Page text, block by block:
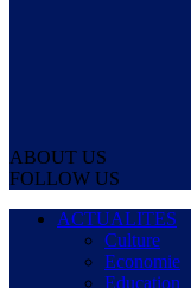
ABOUT US
FOLLOW US
ACTUALITES
Culture
Economie
Education